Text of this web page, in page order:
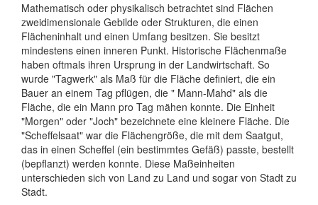
Mathematisch oder physikalisch betrachtet sind Flächen
zweidimensionale Gebilde oder Strukturen, die einen
Flächeninhalt und einen Umfang besitzen. Sie besitzt
mindestens einen inneren Punkt. Historische Flächenmaße
haben oftmals ihren Ursprung in der Landwirtschaft. So
wurde "Tagwerk" als Maß für die Fläche definiert, die ein
Bauer an einem Tag pflügen, die " Mann-Mahd" als die
Fläche, die ein Mann pro Tag mähen konnte. Die Einheit
"Morgen" oder "Joch" bezeichnete eine kleinere Fläche. Die
"Scheffelsaat" war die Flächengröße, die mit dem Saatgut,
das in einen Scheffel (ein bestimmtes Gefäß) passte, bestellt
(bepflanzt) werden konnte. Diese Maßeinheiten
unterschieden sich von Land zu Land und sogar von Stadt zu
Stadt.